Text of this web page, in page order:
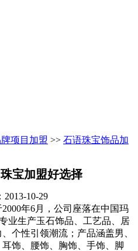
项目加盟 >> 石语珠宝饰品加
宝加盟好选择
：2013-10-29
年6月，公司座落在中国玛
业生产玉石饰品、工艺品、居
个性引领潮流；产品涵盖男、
饰、腰饰、胸饰、手饰、脚